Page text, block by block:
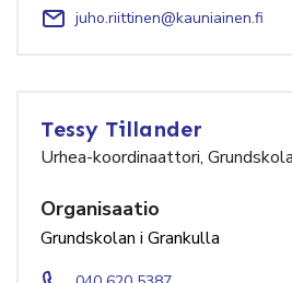
juho.riittinen@kauniainen.fi
Tessy Tillander
Urhea-koordinaattori,
Organisaatio
Grundskolan i Grankulla